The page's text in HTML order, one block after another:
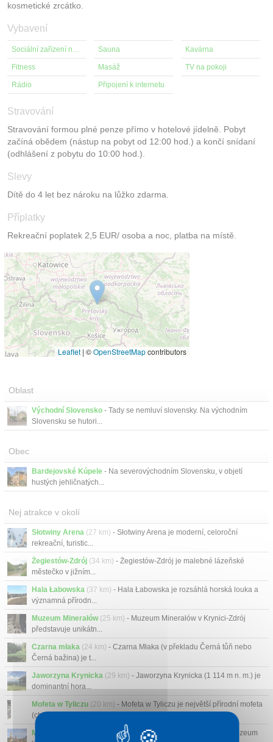
kosmetické zrcátko.
Vybavení
Sociální zařízení na pokoji Sauna Kavárna
Fitness Masáž TV na pokoji
Rádio Připojení k internetu
Stravování
Stravování formou plné penze přímo v hotelové jídelně. Pobyt
začíná obědem (nástup na pobyt od 12:00 hod.) a končí snídaní
(odhlášení z pobytu do 10:00 hod.).
Slevy
Dítě do 4 let bez nároku na lůžko zdarma.
Příplatky
Rekreační poplatek 2,5 EUR/ osoba a noc, platba na místě.
Leaflet | ©OpenStreetMapcontributors
Oblast
Východní Slovensko - Tady se nemluví slovensky. Na východním
Slovensku se hutori...
Obec
Bardejovské Kúpele - Na severovýchodním Slovensku, v objetí
hustých jehličnatých...
Nej atrakce v okolí
Słotwiny Arena (27 km) - Słotwiny Arena je moderní, celoroční
rekreační, turistic...
Żegiestów-Zdrój (34 km) - Żegiestów-Zdrój je malebné lázeňské
městečko v jižním...
Hala Łabowska (37 km) - Hala Łabowska je rozsáhlá horská louka a
významná přírodn...
Muzeum Minerałów (25 km) - Muzeum Minerałów v Krynici-Zdrój
představuje unikátn...
Czarna młaka (24 km) - Czarna Młaka (v překladu Černá tůň nebo
Černá bažina) je t...
Jaworzyna Krynicka (29 km) - Jaworzyna Krynicka (1 114 m n. m.) je
dominantní hora...
Mofeta w Tyliczu (20 km) - Mofeta w Tyliczu je největší přírodní mofeta
(chladný s...
Muzeum lidové architektury Bardejovské Kúpele
- Muzeum